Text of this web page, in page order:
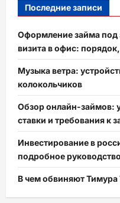
Последние записи
Оформление займа под
визита в офис:
Музыка ветра:
колокольчиков
Обзор онлайн-займов:
ставки и требования к
Инвестирование в
подробное руководство
В чем обвиняют Тимура